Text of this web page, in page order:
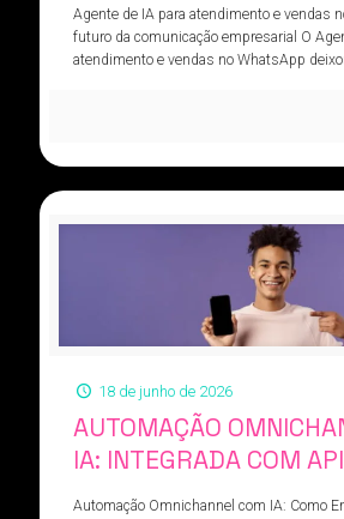
Agente de IA para atendimento e vendas
futuro da comunicação empresarial O
atendimento e vendas no WhatsApp
18 de junho de 2026
AUTOMAÇÃO
IA: INTEGRADA COM
Automação Omnichannel com IA: Como